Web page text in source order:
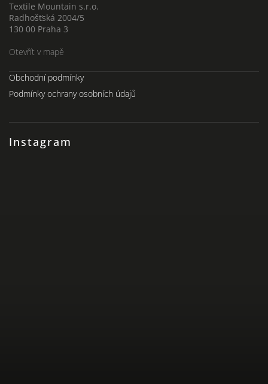
Textile Mountain s.r.o.
Radhošťská 2004/5
130 00 Praha 3
Otevřít v mapě
Instagram
Obchodní podmínky
Podmínky ochrany osobních údajů